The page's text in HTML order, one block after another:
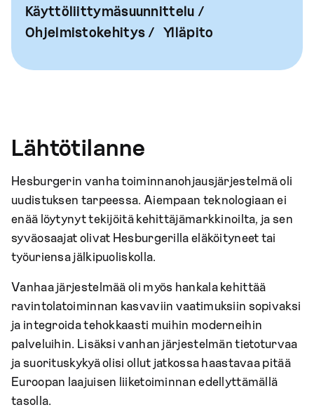
Käyttöliittymäsuunnittelu /
Ohjelmistokehitys / Ylläpito
Lähtötilanne
Hesburgerin vanha toiminnanohjausjärjestelmä oli
uudistuksen tarpeessa. Aiempaan teknologiaan ei
enää löytynyt tekijöitä kehittäjämarkkinoilta, ja sen
syväosaajat olivat Hesburgerilla eläköityneet tai
työuriensa jälkipuoliskolla.
Vanhaa järjestelmää oli myös hankala kehittää
ravintolatoiminnan kasvaviin vaatimuksiin sopivaksi
ja integroida tehokkaasti muihin moderneihin
palveluihin. Lisäksi vanhan järjestelmän tietoturvaa
ja suorituskykyä olisi ollut jatkossa haastavaa pitää
Euroopan laajuisen liiketoiminnan edellyttämällä
tasolla.